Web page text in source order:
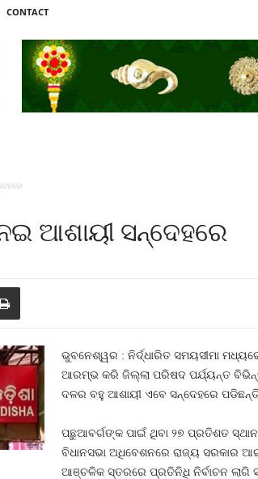
CONTACT
ଆଶାୟୀ ସନ୍ଦେହରେ
ଭୁବନେଶ୍ୱର : ନିର୍ଦ୍ଧାରିତ ସମୟସୀମା ମଧ୍ୟରେ
ଆରମ୍ଭ କରି ଜିଲ୍ଲା ପରିଷଦ ପର୍ଯ୍ୟନ୍ତ
ଦଳର ବହୁ ଆଶାୟୀ ଏବେ ସନ୍ଦେହରେ
ପଛୁଆବର୍ଗଙ୍କ ପାଇଁ ଥିବା ୨୭ ପ୍ରତିଶତ
ବିଧାନସଭା ଅଧିବେଶନରେ ରାଜ୍ୟ ସରକାର
ଆଞ୍ଚଳିକ ସ୍ତରରେ ପ୍ରତିନିଧି ନିର୍ବାଚନ ଲାଗି